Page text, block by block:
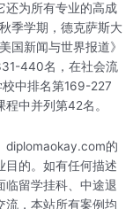
还为所有专业的高成
季学期，德克萨斯大
国新闻与世界报道》
440名，在社会流
中排名第169-227
中并列第42名。
diplomaokay.com的
目的。如有任何描述
临留学挂科、中途退
流，本站所有案例均